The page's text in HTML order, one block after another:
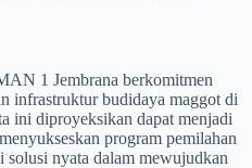
1 Jembrana berkomitmen
infrastruktur budidaya maggot di
ini diproyeksikan dapat menjadi
program pemilahan
solusi nyata dalam mewujudkan